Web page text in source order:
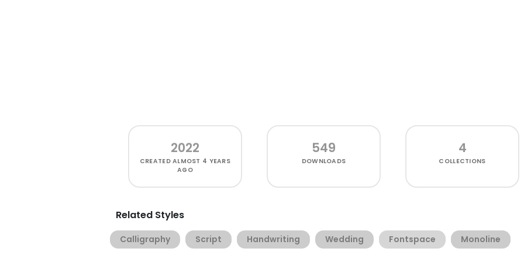
2022
CREATEDALMOST 4 YEARS
AGO
549
DOWNLOADS
4
COLLECTIONS
Related Styles
Calligraphy Script Handwriting Wedding Fontspace Monoline